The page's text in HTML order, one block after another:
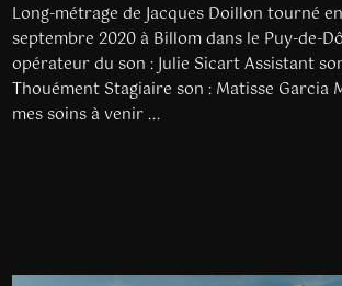
Long-métrage de Jacques Doillon tourné
septembre 2020 à Billom dans le Puy-de-
opérateur du son : Julie Sicart Assistant
Thouément Stagiaire son : Matisse Garcia
mes soins à venir ...